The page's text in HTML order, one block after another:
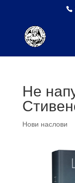
Не
Нови наслови